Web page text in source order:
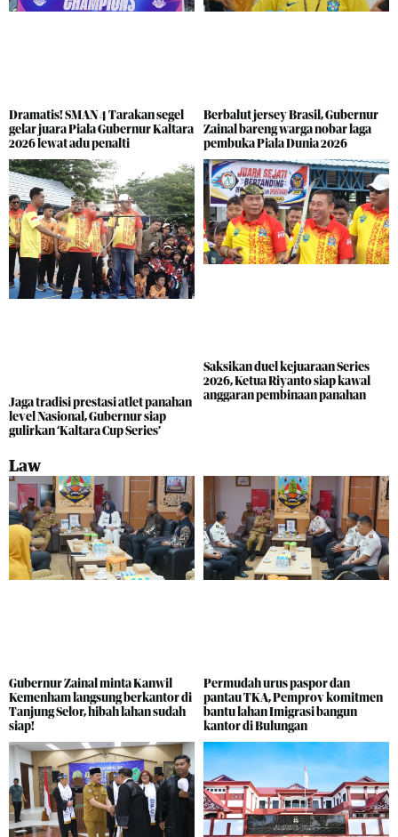
Dramatis! SMAN 4 Tarakan segel
gelar juara Piala Gubernur Kaltara
2026 lewat adu penalti
Berbalut jersey Brasil, Gubernur
Zainal bareng warga nobar laga
pembuka Piala Dunia 2026
Jaga tradisi prestasi atlet panahan
level Nasional, Gubernur siap
gulirkan ‘Kaltara Cup Series’
Saksikan duel kejuaraan Series
2026, Ketua Riyanto siap kawal
anggaran pembinaan panahan
Law
Gubernur Zainal minta Kanwil
Kemenham langsung berkantor di
Tanjung Selor, hibah lahan sudah
siap!
Permudah urus paspor dan
pantau TKA, Pemprov komitmen
bantu lahan Imigrasi bangun
kantor di Bulungan